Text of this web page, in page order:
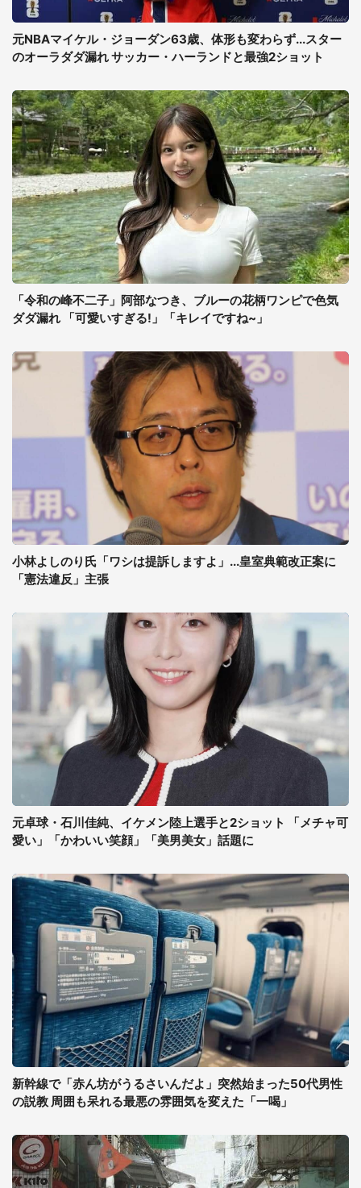
元NBAマイケル・ジョーダン63歳、体形も変わらず...スター
のオーラダダ漏れ サッカー・ハーランドと最強2ショット
「令和の峰不二子」阿部なつき、ブルーの花柄ワンピで色気
ダダ漏れ 「可愛いすぎる!」「キレイですね~」
小林よしのり氏「ワシは提訴しますよ」...皇室典範改正案に
「憲法違反」主張
元卓球・石川佳純、イケメン陸上選手と2ショット 「メチャ可
愛い」「かわいい笑顔」「美男美女」話題に
新幹線で「赤ん坊がうるさいんだよ」突然始まった50代男性
の説教 周囲も呆れる最悪の雰囲気を変えた「一喝」